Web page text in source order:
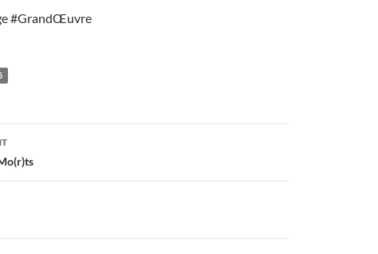
#GrandŒuvre